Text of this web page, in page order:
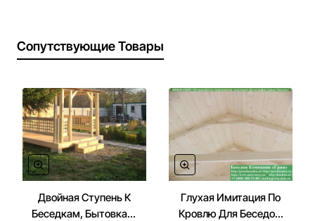
Сопутствующие Товары
Двойная Ступень К
Беседкам, Бытовкам,
Глухая Имитация По
Кровлю Для Беседок,